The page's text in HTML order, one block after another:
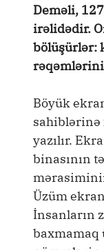
Deməli,
irəlidədir.
bölüşürlər:
Böyük
sahiblərinə
yazılır.
binasının
Üzüm
İnsanların
baxmamaq